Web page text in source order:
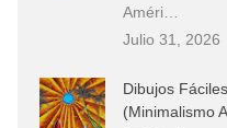
Améri…
Julio 31, 2026
Dibujos
(Minimalismo